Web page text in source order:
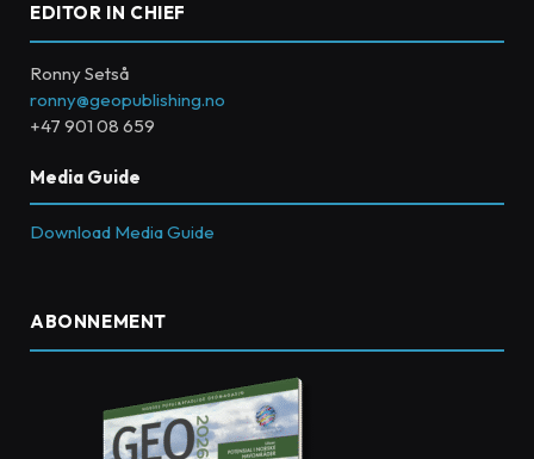
EDITOR IN CHIEF
Ronny Setså
ronny@geopublishing.no
+47 901 08 659
Media Guide
Download Media Guide
ABONNEMENT